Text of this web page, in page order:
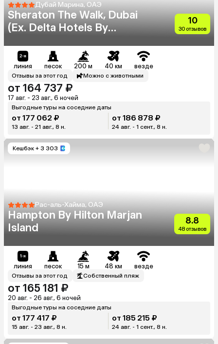
Дубай Марина, ОАЭ
Sheraton The Walk, Dubai
(Ex. Delta Hotels By
10
30 отзывов
линия песок 200 м 40 км везде
Отзывы за этот год Можно с животными
от 164 737 ₽
17 авг. - 23 авг., 6 ночей
Выгодные туры на соседние даты
от 177 062 ₽
13 авг. - 21 авг., 8 н.
от 186 878 ₽
24 авг. - 1 сент., 8 н.
Кешбэк + 3 303
Рас-аль-Хайма, ОАЭ
Hampton By Hilton Marjan
Island
8.8
48 отзывов
линия песок 15 м 48 км везде
Отзывы за этот год Собственный пляж
от 165 181 ₽
20 авг. - 26 авг., 6 ночей
Выгодные туры на соседние даты
от 177 417 ₽
15 авг. - 23 авг., 8 н.
от 185 215 ₽
24 авг. - 1 сент., 8 н.